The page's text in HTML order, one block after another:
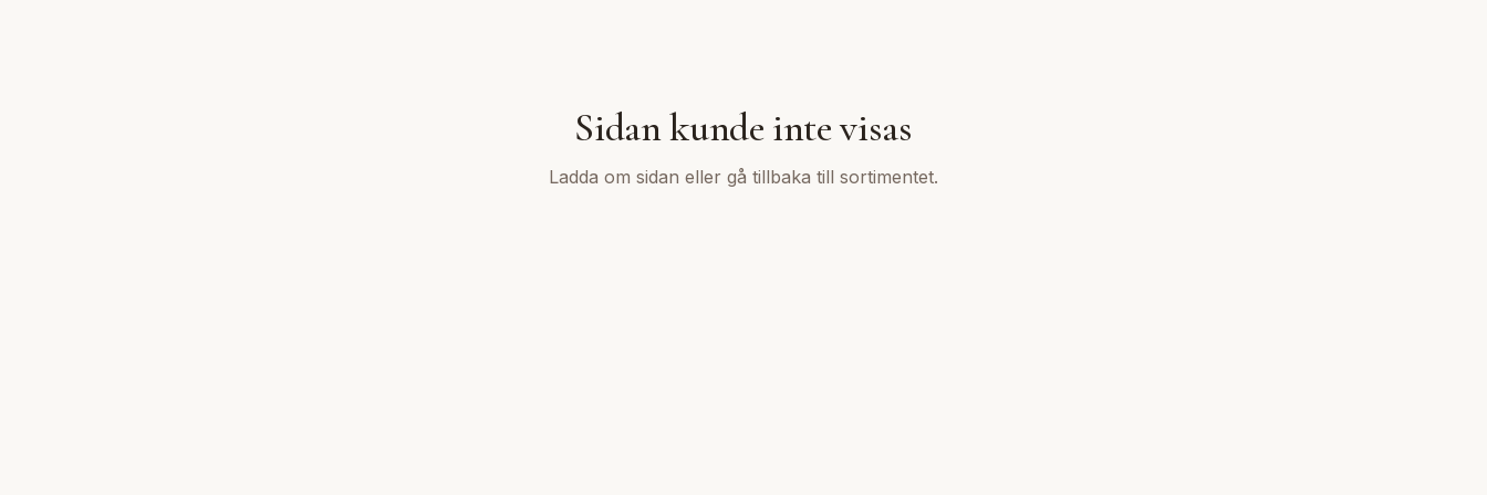
Sidan kunde inte visas
Ladda om sidan eller gå tillbaka till sortimentet.